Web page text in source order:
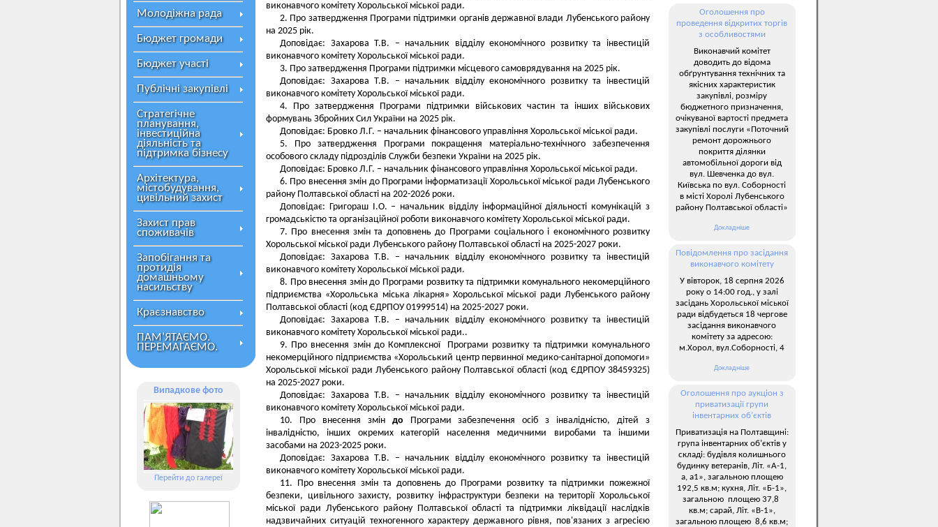
Молодіжна рада
Бюджет громади
Бюджет участі
Публічні закупівлі
Стратегічне
планування,
інвестиційна
діяльність та
підтримка бізнесу
Архітектура,
містобудування,
цивільний захист
Захист прав
споживачів
Запобігання та
протидія
домашньому
насильству
Краєзнавство
ПАМ’ЯТАЄМО.
ПЕРЕМАГАЄМО.
Випадкове фото
Перейти до галереї
виконавчого комітету Хорольської міської ради.
2. Про затвердження Програми підтримки органів державної влади Лубенського району
на 2025 рік.
Доповідає: Захарова Т.В. – начальник відділу економічного розвитку та інвестицій
виконавчого комітету Хорольської міської ради.
3. Про затвердження Програми підтримки місцевого самоврядування на 2025 рік.
Доповідає: Захарова Т.В. – начальник відділу економічного розвитку та інвестицій
виконавчого комітету Хорольської міської ради.
4. Про затвердження Програми підтримки військових частин та інших військових
формувань Збройних Сил України на 2025 рік.
Доповідає: Бровко Л.Г. – начальник фінансового управління Хорольської міської ради.
5. Про затвердження Програми покращення матеріально-технічного забезпечення
особового складу підрозділів Служби безпеки України на 2025 рік.
Доповідає: Бровко Л.Г. – начальник фінансового управління Хорольської міської ради.
6. Про внесення змін до Програми інформатизації Хорольської міської ради Лубенського
району Полтавської області на 202-2026 роки.
Доповідає: Григораш І.О. – начальник відділу інформаційної діяльності комунікацій з
громадськістю та організаційної роботи виконавчого комітету Хорольської міської ради.
7. Про внесення змін та доповнень до Програми соціального і економічного розвитку
Хорольської міської ради Лубенського району Полтавської області на 2025-2027 роки.
Доповідає: Захарова Т.В. – начальник відділу економічного розвитку та інвестицій
виконавчого комітету Хорольської міської ради.
8. Про внесення змін до Програми розвитку та підтримки комунального некомерційного
підприємства «Хорольська міська лікарня» Хорольської міської ради Лубенського району
Полтавської області (код ЄДРПОУ 01999514) на 2025-2027 роки.
Доповідає: Захарова Т.В. – начальник відділу економічного розвитку та інвестицій
виконавчого комітету Хорольської міської ради..
9. Про внесення змін до Комплексної Програми розвитку та підтримки комунального
некомерційного підприємства «Хорольський центр первинної медико-санітарної допомоги»
Хорольської міської ради Лубенського району Полтавської області (код ЄДРПОУ 38459325)
на 2025-2027 роки.
Доповідає: Захарова Т.В. – начальник відділу економічного розвитку та інвестицій
виконавчого комітету Хорольської міської ради.
10. Про внесення зміндо Програми забезпечення осіб з інвалідністю, дітей з
інвалідністю, інших окремих категорій населення медичними виробами та іншими
засобами на 2023-2025 роки.
Доповідає: Захарова Т.В. – начальник відділу економічного розвитку та інвестицій
виконавчого комітету Хорольської міської ради.
11. Про внесення змін та доповнень до Програми розвитку та підтримки пожежної
безпеки, цивільного захисту, розвитку інфраструктури безпеки на території Хорольської
міської ради Лубенського району Полтавської області та підтримки ліквідації наслідків
надзвичайних ситуацій техногенного характеру державного рівня, пов'язаних з агресією
Оголошення про
проведення відкритих торгів
з особливостями
Виконавчий комітет
доводить до відома
обґрунтування технічних та
якісних характеристик
закупівлі, розміру
бюджетного призначення,
очікуваної вартості предмета
закупівлі послуги «Поточний
ремонт дорожнього
покриття ділянки
автомобільної дороги від
вул. Шевченка до вул.
Київська по вул. Соборності
в місті Хоролі Лубенського
району Полтавської області»
Докладніше
Повідомлення про засідання
виконавчого комітету
У вівторок, 18 серпня 2026
року о 14:00 год., у залі
засідань Хорольської міської
ради відбудеться 18 чергове
засідання виконавчого
комітету за адресою:
м.Хорол, вул.Соборності, 4
Докладніше
Оголошення про аукціон з
приватизації групи
інвентарних об’єктів
Приватизація на Полтавщині:
група інвентарних об’єктів у
складі: будівля колишнього
будинку ветеранів, Літ. «А-1,
а, а1», загальною площею
192,5 кв.м; кухня, Літ. «Б-1»,
загальною площею 37,8
кв.м; сарай, Літ. «В-1»,
загальною площею 8,6 кв.м;